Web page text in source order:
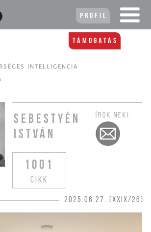
Profil
Támogatás
INTELLIGENCIA
SEBESTYÉN
ISTVÁN
ÍROK NEKI:
1001
CIKK
2025.06.27. (XXIX/26)